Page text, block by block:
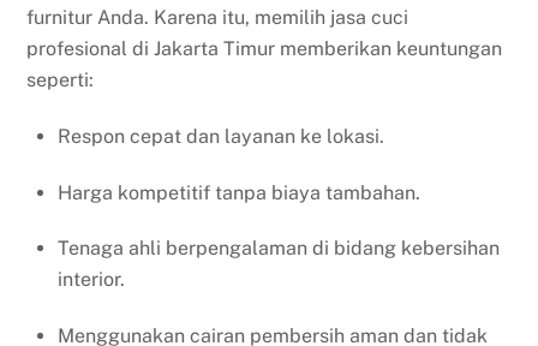
furnitur Anda. Karena itu, memilih jasa cuci
profesional di Jakarta Timur memberikan keuntungan
seperti:
Respon cepat dan layanan ke lokasi.
Harga kompetitif tanpa biaya tambahan.
Tenaga ahli berpengalaman di bidang kebersihan
interior.
Menggunakan cairan pembersih aman dan tidak